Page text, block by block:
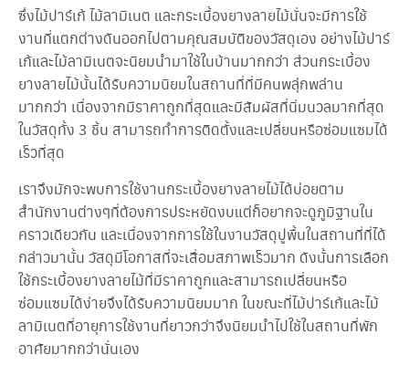
ย
า
ง
ก
ร
ะ
เ
บื้
ง
ย
า
ง
ล
า
ย
ไ
ม้
(
สิ่
ซึ่งไม้ปาร์เก้ ไม้ลามิเนต และกระเบื้องยางลายไม้นั่นจะมีการใช้
งานที่แตกต่างดันออกไปตามคุณสมบัติของวัสดุเอง อย่างไม้ปาร์
เก้และไม้ลามิเนตจะนิยมนำมาใช้ในบ้านมากกว่า ส่วนกระเบื้อง
ยางลายไม้นั้นได้รับความนิยมในสถานที่ที่มีคนพลุ่กพล่าน
มากกว่า เนื่องจากมีราคาถูกที่สุดและมีสัมผัสที่นิ่มนวลมากที่สุด
ในวัสดุทั้ง 3 ชิ้น สามารถทำการติดตั้งและเปลี่ยนหรือซ่อมแซมได้
เร็วที่สุด
เราจึงมักจะพบการใช้งานกระเบื้องยางลายไม้ได้บ่อยตาม
สำนักงานต่างๆที่ต้องการประหยัดงบแต่ก็อยากจะดูภูมิฐานใน
คราวเดียวกัน และเนื่องจากการใช้ในงานวัสดุปูพื้นในสถานที่ที่ได้
กล่าวมานั้น วัสดุมีโอกาสที่จะเสื่อมสภาพเร็วมาก ดังนั้นการเลือก
ใช้กระเบื้องยางลายไม้ที่มีราคาถูกและสามารถเปลี่ยนหรือ
ซ่อมแซมได้ง่ายจึงได้รับความนิยมมาก ในขณะที่ไม้ปาร์เก้และไม้
ลามิเนตที่อายุการใช้งานที่ยาวกว่าจึงนิยมนำไปใช้ในสถานที่พัก
อาศัยมากกว่านั่นเอง